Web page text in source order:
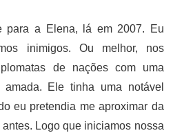
para a Elena, lá em 2007. Eu
inimigos. Ou melhor, nos
de nações com uma
Ele tinha uma notável
eu pretendia me aproximar da
Logo que iniciamos nossa